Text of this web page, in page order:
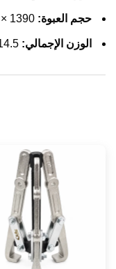
حجم العبوة:
الوزن الإجمالي: